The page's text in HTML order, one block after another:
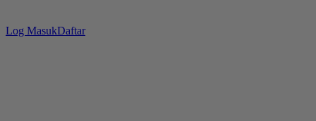
Log MasukDaftar